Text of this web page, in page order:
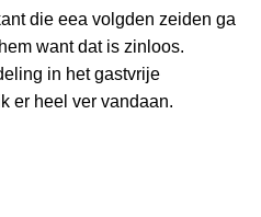
die eea volgden zeiden ga
want dat is zinloos.
in het gastvrije
er heel ver vandaan.